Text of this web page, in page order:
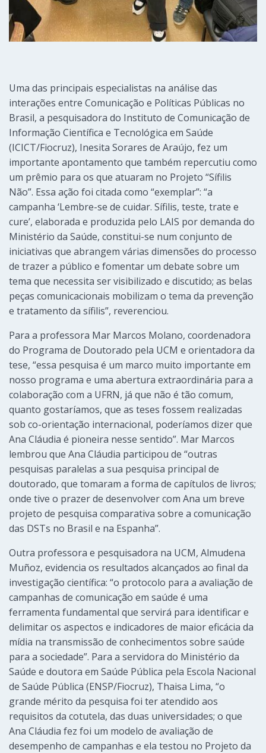
Uma das principais especialistas na análise das
interações entre Comunicação e Políticas Públicas no
Brasil, a pesquisadora do Instituto de Comunicação de
Informação Científica e Tecnológica em Saúde
(ICICT/Fiocruz), Inesita Sorares de Araújo, fez um
importante apontamento que também repercutiu como
um prêmio para os que atuaram no Projeto “Sífilis
Não”. Essa ação foi citada como “exemplar”: “a
campanha ‘Lembre-se de cuidar. Sífilis, teste, trate e
cure’, elaborada e produzida pelo LAIS por demanda do
Ministério da Saúde, constitui-se num conjunto de
iniciativas que abrangem várias dimensões do processo
de trazer a público e fomentar um debate sobre um
tema que necessita ser visibilizado e discutido; as belas
peças comunicacionais mobilizam o tema da prevenção
e tratamento da sífilis”, reverenciou.
Para a professora Mar Marcos Molano, coordenadora
do Programa de Doutorado pela UCM e orientadora da
tese, “essa pesquisa é um marco muito importante em
nosso programa e uma abertura extraordinária para a
colaboração com a UFRN, já que não é tão comum,
quanto gostaríamos, que as teses fossem realizadas
sob co-orientação internacional, poderíamos dizer que
Ana Cláudia é pioneira nesse sentido”. Mar Marcos
lembrou que Ana Cláudia participou de “outras
pesquisas paralelas a sua pesquisa principal de
doutorado, que tomaram a forma de capítulos de livros;
onde tive o prazer de desenvolver com Ana um breve
projeto de pesquisa comparativa sobre a comunicação
das DSTs no Brasil e na Espanha”.
Outra professora e pesquisadora na UCM, Almudena
Muñoz, evidencia os resultados alcançados ao final da
investigação científica: “o protocolo para a avaliação de
campanhas de comunicação em saúde é uma
ferramenta fundamental que servirá para identificar e
delimitar os aspectos e indicadores de maior eficácia da
mídia na transmissão de conhecimentos sobre saúde
para a sociedade”. Para a servidora do Ministério da
Saúde e doutora em Saúde Pública pela Escola Nacional
de Saúde Pública (ENSP/Fiocruz), Thaisa Lima, “o
grande mérito da pesquisa foi ter atendido aos
requisitos da cotutela, das duas universidades; o que
Ana Cláudia fez foi um modelo de avaliação de
desempenho de campanhas e ela testou no Projeto da